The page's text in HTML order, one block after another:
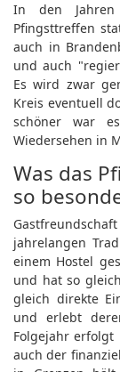
In den
Pfingsttreffen
auch in
und auch
Es wird zwar
Kreis eventuell
schöner war
Wiedersehen in
Was das
so
jahrelangen
einem Hostel
und hat so
gleich direkte
und erlebt
Folgejahr erfolgt
auch der